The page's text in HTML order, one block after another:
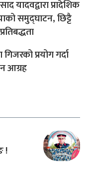
यादवद्वारा प्रादेशिक
समुद्घाटन, छिट्टै
प्रयोग गर्दा
आग्रह
!